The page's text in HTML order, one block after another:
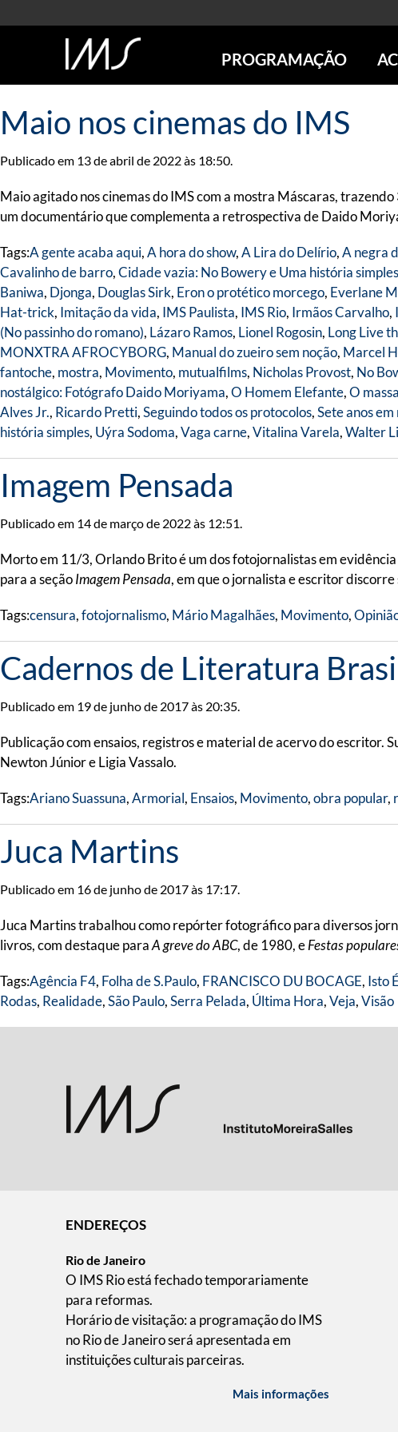
PROGRAMAÇÃO
SÃO PAULO
FUTURAS
ANTERIORES
TOURS VIRTUAIS
VISITAS MEDIADAS
Maio nos cinemas do IMS
Publicado em 13 de abril de 2022 às 18:50.
Maio agitado nos cinemas do IMS com a mostra Máscaras,
um documentário que complementa a retrospectiva de Daido
Tags:A gente acaba aqui,A hora do show,A Lira do Delírio,A negra
Cavalinho de barro,Cidade vazia: No Bowery e Uma história simples
Baniwa, Djonga, Douglas Sirk, Eron o protético morcego, Everlane
Hat-trick, Imitação da vida, IMS Paulista, IMS Rio, Irmãos Carvalho,
(No passinho do romano), Lázaro Ramos, Lionel Rogosin, Long Live
MONXTRA AFROCYBORG, Manual do zueiro sem noção, Marcel
fantoche, mostra, Movimento, mutualfilms, Nicholas Provost, No
nostálgico: Fotógrafo Daido Moriyama,O Homem Elefante,O
Alves Jr., Ricardo Pretti,Seguindo todos os protocolos,Sete anos em
história simples, Uýra Sodoma,Vaga carne,Vitalina Varela,Walter
Imagem Pensada
Publicado em 14 de março de 2022 às 12:51.
Morto em 11/3, Orlando Brito é um dos fotojornalistas em evidência
para a seçãoImagem Pensada, em que o jornalista e escritor
Tags:censura,fotojornalismo, Mário Magalhães, Movimento,
Cadernos de Literatura
Publicado em 19 de junho de 2017 às 20:35.
Publicação com ensaios, registros e material de acervo do escritor.
Newton Júnior e Ligia Vassalo.
Tags:Ariano Suassuna,Armorial, Ensaios, Movimento,obra popular,
Juca Martins
Publicado em 16 de junho de 2017 às 17:17.
Juca Martins trabalhou como repórter fotográfico para diversos
livros, com destaque paraA greve do ABC, de 1980, eFestas
Tags:Agência F4, Folha de S.Paulo, FRANCISCO DU BOCAGE, Isto É
Rodas, Realidade,São Paulo,Serra Pelada, Última Hora,Veja,Visão
ENDEREÇOS
Rio de Janeiro
O IMS Rio está fechado temporariamente
para reformas.
Horário de visitação: a programação do IMS
no Rio de Janeiro será apresentada em
instituições culturais parceiras.
Mais informações